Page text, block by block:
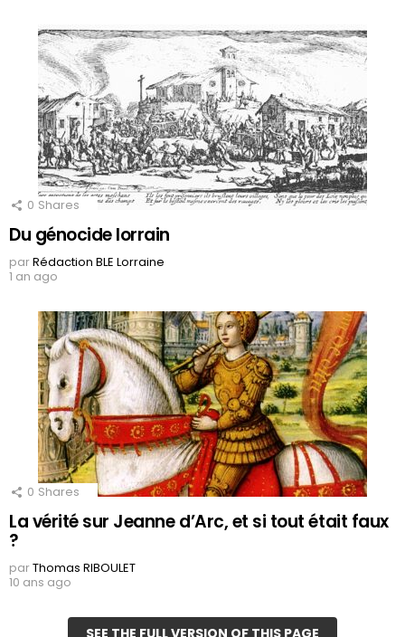
0 Shares
Du génocide lorrain
parRédaction BLE Lorraine
1 an ago
0 Shares
La vérité sur Jeanne d’Arc, et si tout était faux
?
parThomas RIBOULET
10 ans ago